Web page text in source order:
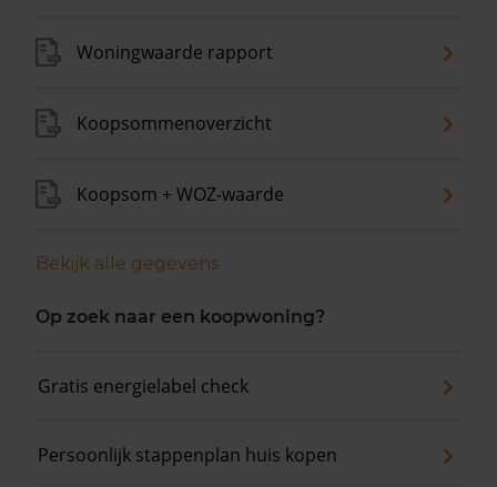
Woningwaarde rapport
Koopsommenoverzicht
Koopsom + WOZ-waarde
Bekijk alle gegevens
Op zoek naar een koopwoning?
Gratis energielabel check
Persoonlijk stappenplan huis kopen